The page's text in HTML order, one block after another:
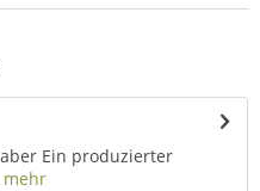
Ein produzierter
mehr